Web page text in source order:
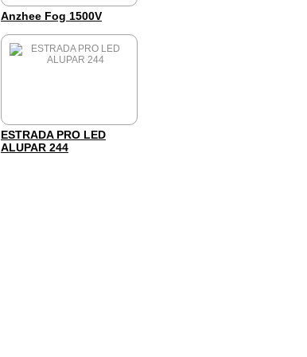
Anzhee Fog 1500V
ESTRADA PRO LED
ALUPAR 244